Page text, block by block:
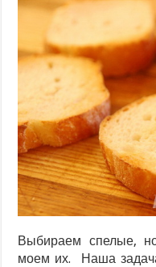
Выбираем спелые,
моем их. Наша